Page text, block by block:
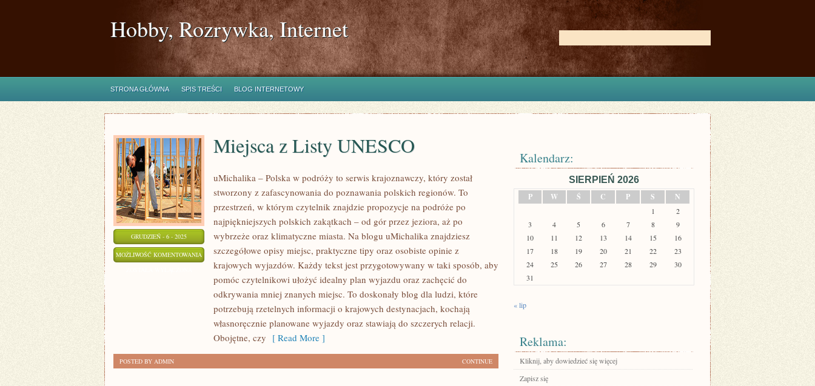
Hobby, Rozrywka, Internet
STRONA GŁÓWNA SPIS TREŚCI BLOG INTERNETOWY
GRUDZIEŃ - 6 - 2025
MOŻLIWOŚĆ KOMENTOWANIA MIEJSCA
LISTY
UNESCO
Miejsca z Listy UNESCO
uMichalika – Polska w podróży to serwis krajoznawczy, który został
stworzony z zafascynowania do poznawania polskich regionów. To
przestrzeń, w którym czytelnik znajdzie propozycje na podróże po
najpiękniejszych polskich zakątkach – od gór przez jeziora, aż po
wybrzeże oraz klimatyczne miasta. Na blogu uMichalika znajdziesz
szczegółowe opisy miejsc, praktyczne tipy oraz osobiste opinie z
krajowych wyjazdów. Każdy tekst jest przygotowywany w taki sposób, aby
pomóc czytelnikowi ułożyć idealny plan wyjazdu oraz zachęcić do
odkrywania mniej znanych miejsc. To doskonały blog dla ludzi, które
potrzebują rzetelnych informacji o krajowych destynacjach, kochają
własnoręcznie planowane wyjazdy oraz stawiają do szczerych relacji.
Obojętne, czy [ Read More ]
CONTINUE
POSTED BY ADMIN
Kalendarz:
SIERPIEŃ 2026
P
W Ś C P S N
1
2
3
4 5 6 7 8
9
10
11 12 13 14 15
16
17
18 19 20 21 22
23
24
25 26 27 28 29
30
31
« lip
Reklama:
Kliknij, aby dowiedzieć się więcej
Zapisz się